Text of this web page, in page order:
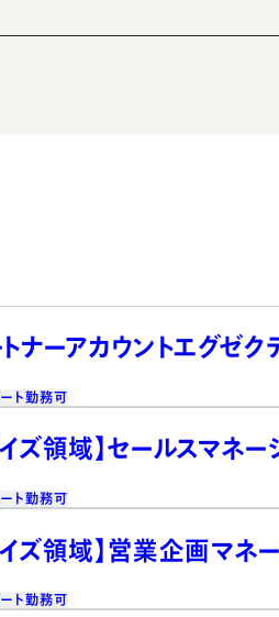
トナーアカウントエグゼク
ート勤務可
イズ領域】セールスマネー
ート勤務可
イズ領域】営業企画マネ
ート勤務可